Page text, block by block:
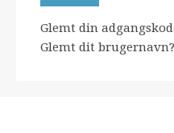
Glemt din
Glemt dit brugernavn?